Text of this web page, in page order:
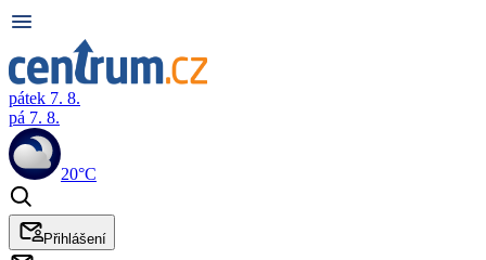
pátek 7. 8.
pá 7. 8.
20°C
Přihlášení